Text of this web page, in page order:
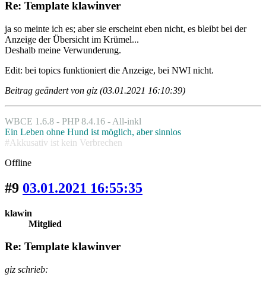
Re: Template klawinver
ja so meinte ich es; aber sie erscheint eben nicht, es bleibt bei der
Anzeige der Übersicht im Krümel...
Deshalb meine Verwunderung.
Edit: bei topics funktioniert die Anzeige, bei NWI nicht.
Beitrag geändert von giz (03.01.2021 16:10:39)
WBCE 1.6.8 - PHP 8.4.16 - All-inkl
Ein Leben ohne Hund ist möglich, aber sinnlos
#Akkusativ ist kein Verbrechen
Offline
#9 03.01.2021 16:55:35
klawin
Mitglied
Re: Template klawinver
giz schrieb: